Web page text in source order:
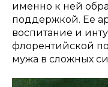
именно к ней
поддержкой. Ее
воспитание и
флорентийской
мужа в сложных